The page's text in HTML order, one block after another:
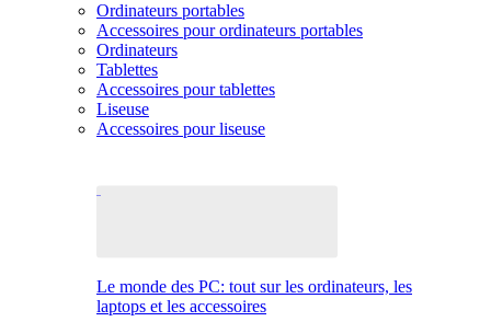
Ordinateurs portables
Accessoires pour ordinateurs portables
Ordinateurs
Tablettes
Accessoires pour tablettes
Liseuse
Accessoires pour liseuse
Le monde des PC: tout sur les ordinateurs, les
laptops et les accessoires